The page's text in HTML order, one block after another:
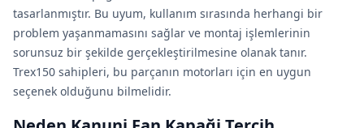
tasarlanmıştır. Bu uyum, kullanım sırasında herhangi bir
problem yaşanmamasını sağlar ve montaj işlemlerinin
sorunsuz bir şekilde gerçekleştirilmesine olanak tanır.
Trex150 sahipleri, bu parçanın motorları için en uygun
seçenek olduğunu bilmelidir.